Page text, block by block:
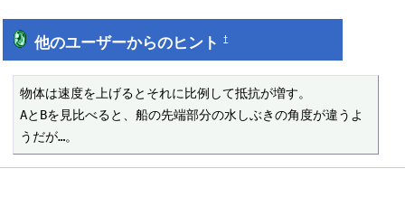
他のユーザーからのヒント†
物体は速度を上げるとそれに比例して抵抗が増す。
AとBを見比べると、船の先端部分の水しぶきの角度が違うよ
うだが…。